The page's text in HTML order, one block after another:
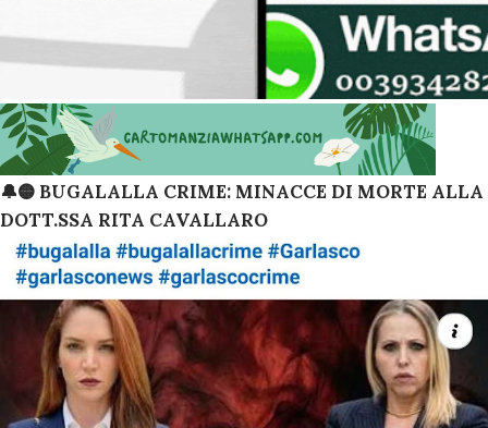
🔔🟡 BUGALALLA CRIME: MINACCE DI MORTE ALLA
DOTT.SSA RITA CAVALLARO